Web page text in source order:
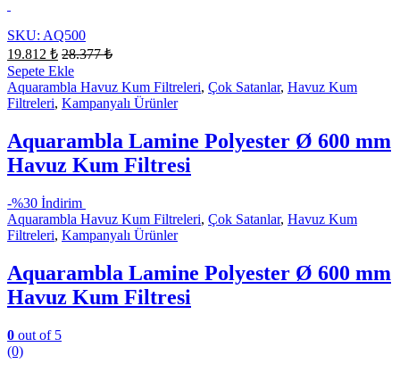
SKU: AQ500
19.812 ₺ 28.377₺
Sepete Ekle
Aquarambla Havuz Kum Filtreleri, Çok Satanlar, Havuz Kum
Filtreleri, Kampanyalı Ürünler
Aquarambla Lamine Polyester Ø 600 mm
Havuz Kum Filtresi
-%30 İndirim
Aquarambla Havuz Kum Filtreleri, Çok Satanlar, Havuz Kum
Filtreleri, Kampanyalı Ürünler
Aquarambla Lamine Polyester Ø 600 mm
Havuz Kum Filtresi
0 out of 5
(0)